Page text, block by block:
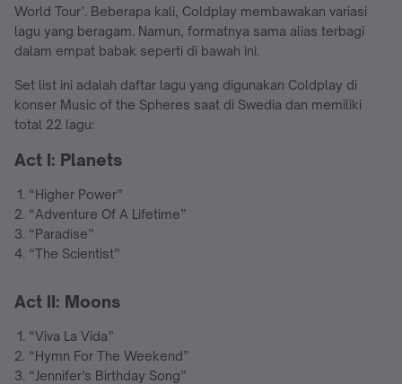
World Tour’. Beberapa kali, Coldplay membawakan variasi
lagu yang beragam. Namun, formatnya sama alias terbagi
dalam empat babak seperti di bawah ini.
Set list ini adalah daftar lagu yang digunakan Coldplay di
konser Music of the Spheres saat di Swedia dan memiliki
total 22 lagu:
Act I: Planets
“Higher Power”
“Adventure Of A Lifetime”
“Paradise”
“The Scientist”
Act II: Moons
“Viva La Vida”
“Hymn For The Weekend”
“Jennifer’s Birthday Song”